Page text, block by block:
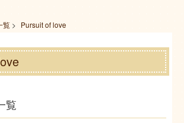
覧 > Pursuit of love
覧